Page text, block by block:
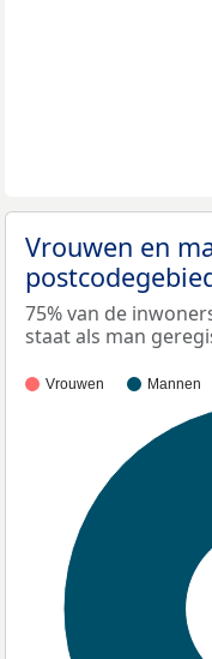
Vrouwen en
75% van de
staat als man
Vrouwen Mannen